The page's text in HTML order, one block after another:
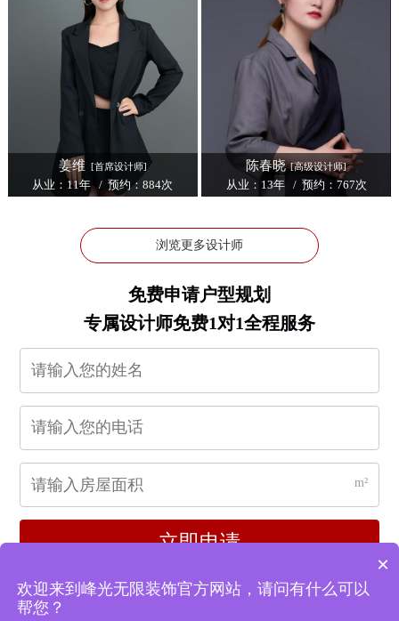
姜维 [首席设计师]
从业：11年 / 预约：884次
陈春晓 [高级设计师]
从业：13年 / 预约：767次
浏览更多设计师
免费申请户型规划
专属设计师免费1对1全程服务
m²
立即申请
×
欢迎来到峰光无限装饰官方网站，请问有什么可以
帮您？